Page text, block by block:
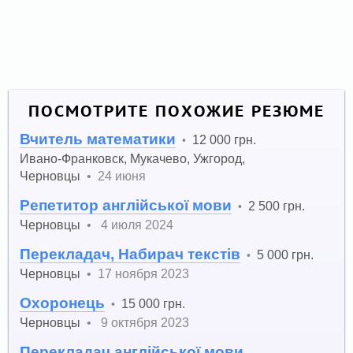
ПОСМОТРИТЕ ПОХОЖИЕ РЕЗЮМЕ
Вчитель математики • 12 000 грн.
Ивано-Франковск Мукачево ,Ужгород
Черновцы • 24 июня
Репетитор англійської мови • 2 500 грн.
Черновцы • 4 июля 2024
Перекладач, Набирач текстів • 5 000 грн.
Черновцы • 17 ноября 2023
Охоронець • 15 000 грн.
Черновцы • 9 октября 2023